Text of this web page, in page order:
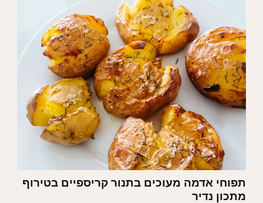
תפוחי אדמה מעוכים בתנור קריספיים בטירוף
מתכון נדיר